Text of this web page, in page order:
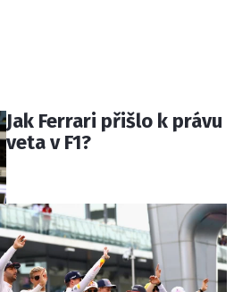
Jak Ferrari přišlo k právu
veta v F1?